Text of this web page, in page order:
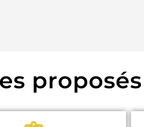
proposés